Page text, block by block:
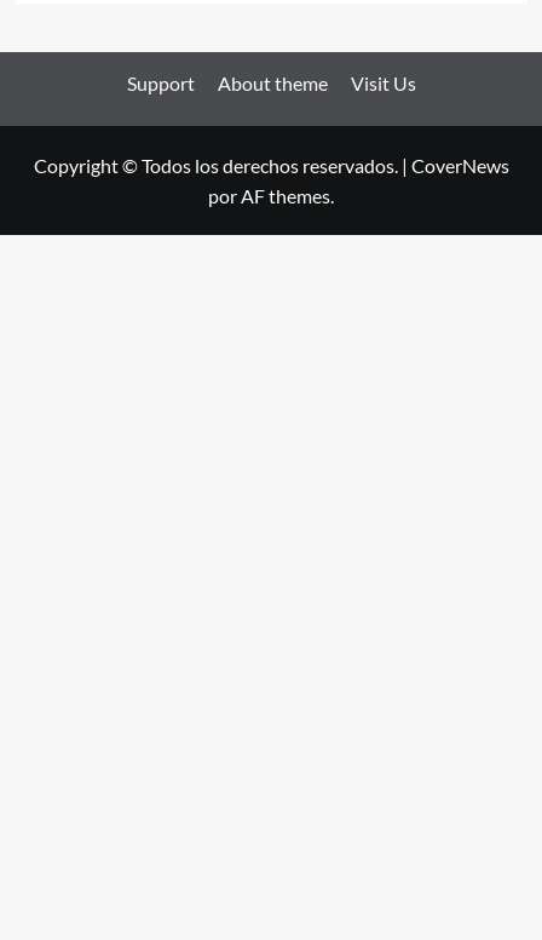
Support About theme Visit Us
Copyright © Todos los derechos reservados. | CoverNews
por AF themes.